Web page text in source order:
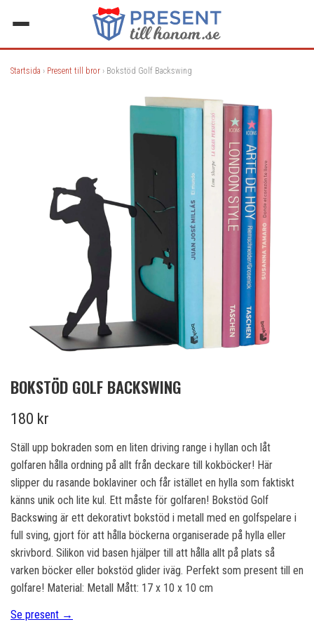
Startsida › Present till bror › Bokstöd Golf Backswing
BOKSTÖD GOLF BACKSWING
180 kr
Ställ upp bokraden som en liten driving range i hyllan och låt
golfaren hålla ordning på allt från deckare till kokböcker! Här
slipper du rasande boklaviner och får istället en hylla som faktiskt
känns unik och lite kul. Ett måste för golfaren! Bokstöd Golf
Backswing är ett dekorativt bokstöd i metall med en golfspelare i
full sving, gjort för att hålla böckerna organiserade på hylla eller
skrivbord. Silikon vid basen hjälper till att hålla allt på plats så
varken böcker eller bokstöd glider iväg. Perfekt som present till en
golfare! Material: Metall Mått: 17 x 10 x 10 cm
Se present →